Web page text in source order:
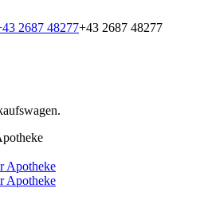
2687 48277+43 2687 48277